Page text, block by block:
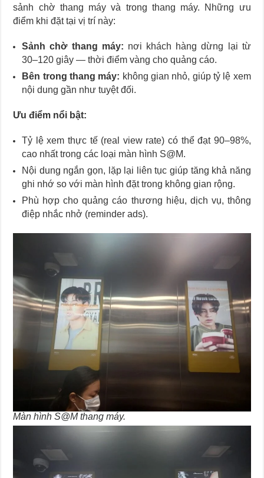
sảnh chờ thang máy và trong thang máy. Những ưu
điểm khi đặt tại vị trí này:
Sảnh chờ thang máy: nơi khách hàng dừng lại từ
30–120 giây — thời điểm vàng cho quảng cáo.
Bên trong thang máy: không gian nhỏ, giúp tỷ lệ xem
nội dung gần như tuyệt đối.
Ưu điểm nổi bật:
Tỷ lệ xem thực tế (real view rate) có thể đạt 90–98%,
cao nhất trong các loại màn hình S@M.
Nội dung ngắn gọn, lặp lại liên tục giúp tăng khả năng
ghi nhớ so với màn hình đặt trong không gian rộng.
Phù hợp cho quảng cáo thương hiệu, dịch vụ, thông
điệp nhắc nhở (reminder ads).
Màn hình S@M thang máy.